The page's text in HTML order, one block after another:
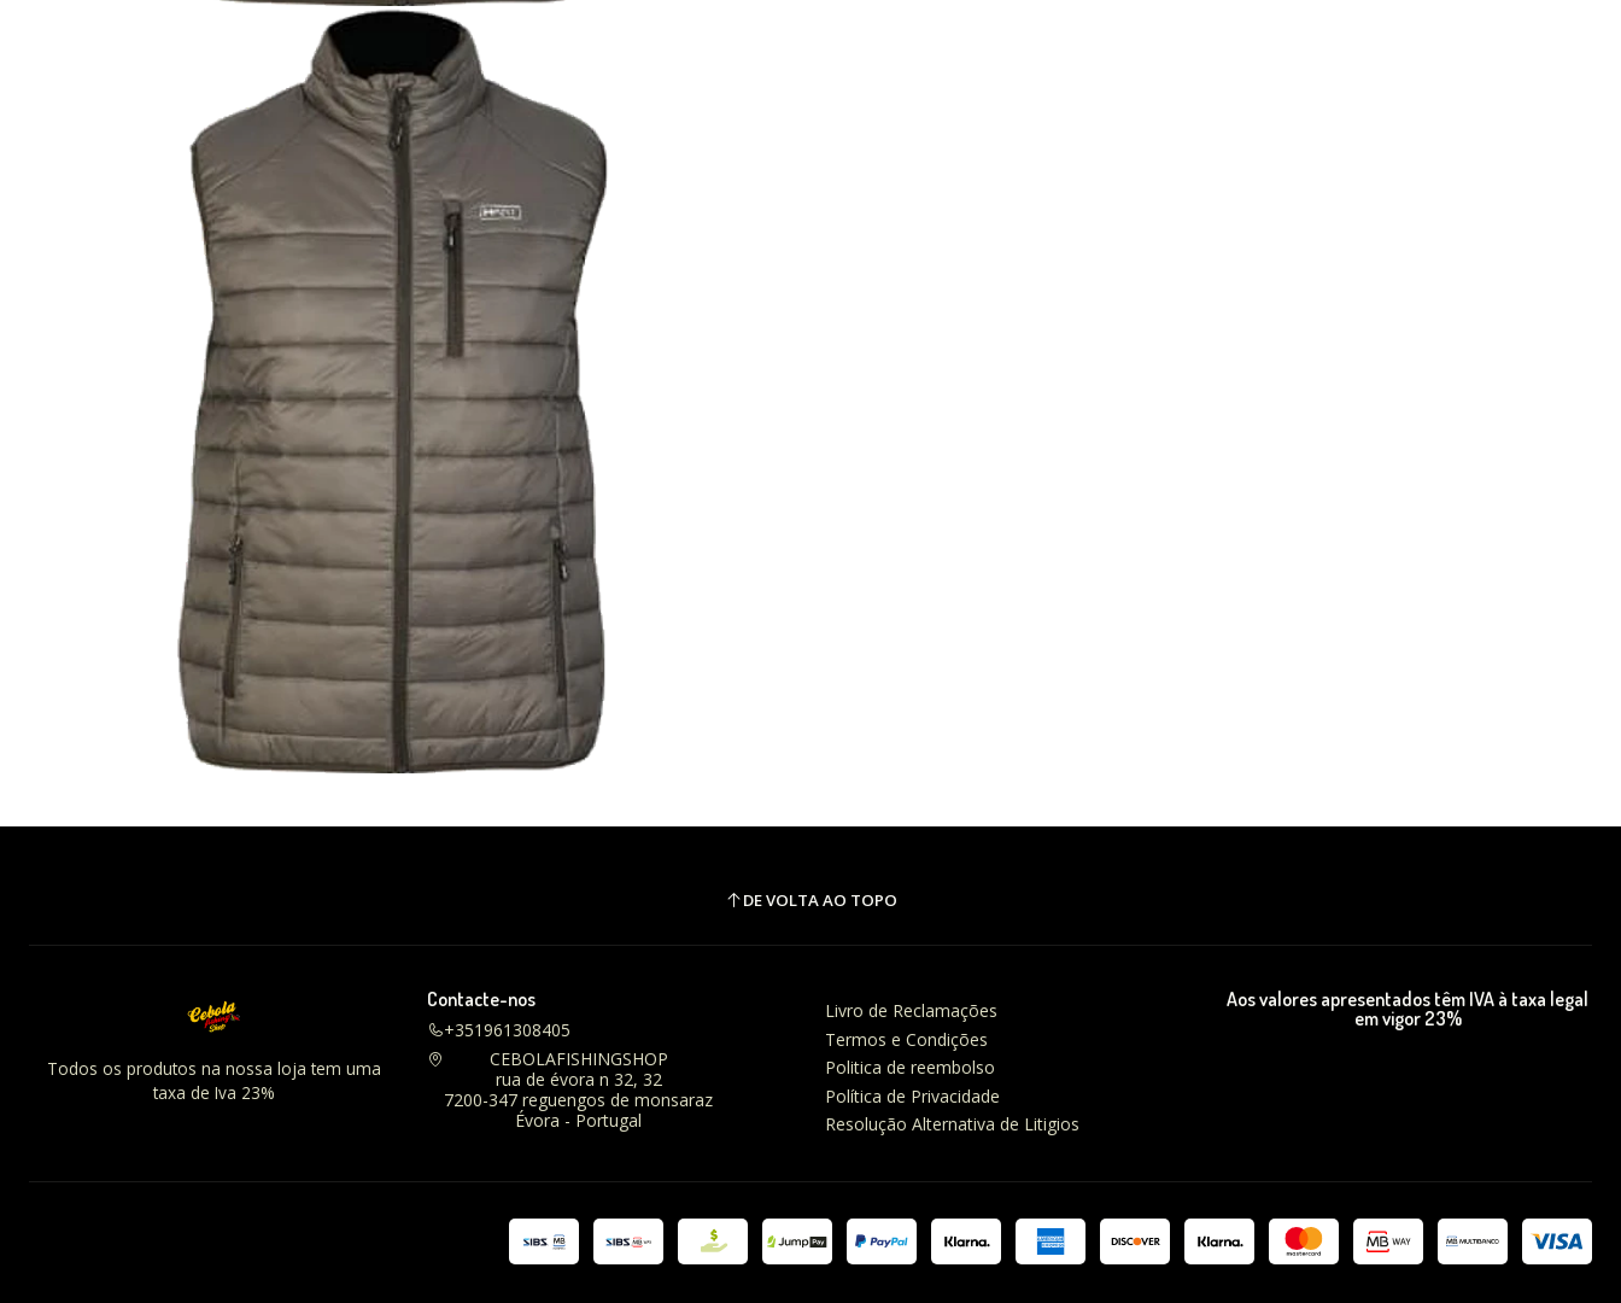
DE VOLTA AO TOPO
Todos os produtos na nossa loja tem uma
taxa de Iva 23%
Contacte-nos
+351961308405
CEBOLAFISHINGSHOP
rua de évora n 32, 32
7200-347 reguengos de monsaraz
Évora - Portugal
Livro de Reclamações
Termos e Condições
Politica de reembolso
Política de Privacidade
Resolução Alternativa de Litigios
Aos valores apresentados têm IVA à taxa legal
em vigor 23%